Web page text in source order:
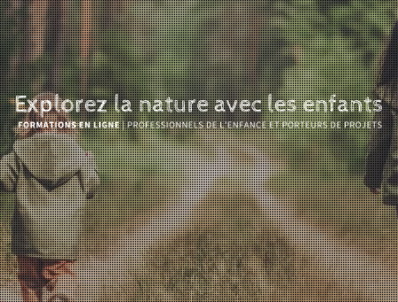
Eveil et Nature
Outils et Formations en ligne pour explorer la nature
avec les enfants